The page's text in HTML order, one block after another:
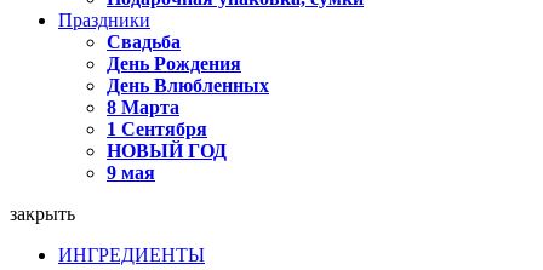
Праздники
Свадьба
День Рождения
День Влюбленных
8 Марта
1 Сентября
НОВЫЙ ГОД
9 мая
закрыть
ИНГРЕДИЕНТЫ